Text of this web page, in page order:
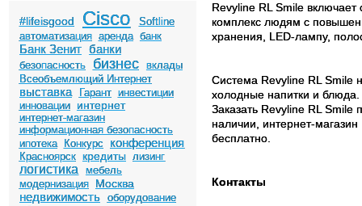
#lifeisgood Cisco
Softline
автоматизация аренда банк
Банк Зенит банки
безопасность бизнес
вклады
Всеобъемлющий Интернет
выставка Гарант инвестиции
инновации
интернет
интернет-магазин
информационная безопасность
ипотека
Конкурс конференция
Красноярск кредиты лизинг
логистика
мебель
модернизация
Москва
недвижимость оборудование
Revyline RL Smile
комплекс людям с
хранения, LED-лампу,
Система Revyline RL Smile
холодные напитки и блюда.
Заказать Revyline RL
наличии, интернет-
бесплатно.
Контакты